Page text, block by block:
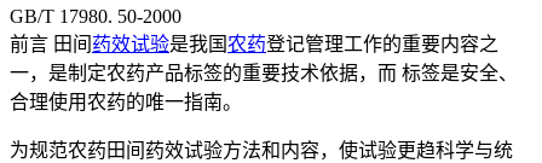
GB/T 17980. 50-2000
前言 田间 药效试验是我国农药登记管理工作的重要内容之
一，是制定农药产品标签的重要技术依据，而 标签是安全、
合理使用农药的唯一指南。
为规范农药田间药效试验方法和内容，使试验更趋科学与统